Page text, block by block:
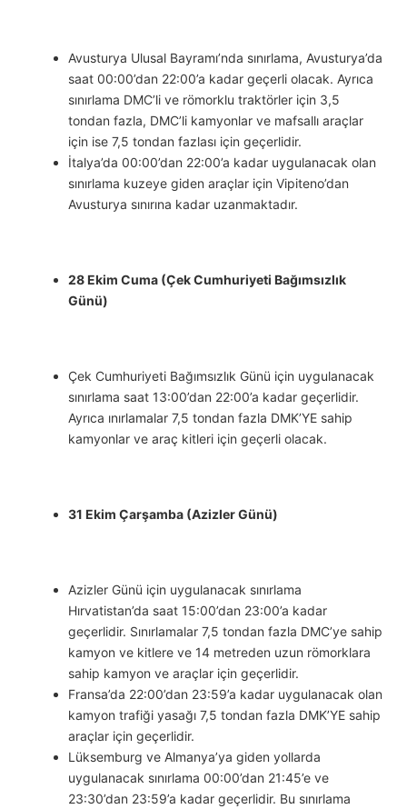
Avusturya Ulusal Bayramı’nda sınırlama, Avusturya’da
saat 00:00’dan 22:00’a kadar geçerli olacak. Ayrıca
sınırlama DMC’li ve römorklu traktörler için 3,5
tondan fazla, DMC’li kamyonlar ve mafsallı araçlar
için ise 7,5 tondan fazlası için geçerlidir.
İtalya’da 00:00’dan 22:00’a kadar uygulanacak olan
sınırlama kuzeye giden araçlar için Vipiteno’dan
Avusturya sınırına kadar uzanmaktadır.
28 Ekim Cuma (Çek Cumhuriyeti Bağımsızlık
Günü)
Çek Cumhuriyeti Bağımsızlık Günü için uygulanacak
sınırlama saat 13:00’dan 22:00’a kadar geçerlidir.
Ayrıca ınırlamalar 7,5 tondan fazla DMK’YE sahip
kamyonlar ve araç kitleri için geçerli olacak.
31 Ekim Çarşamba (Azizler Günü)
Azizler Günü için uygulanacak sınırlama
Hırvatistan’da saat 15:00’dan 23:00’a kadar
geçerlidir. Sınırlamalar 7,5 tondan fazla DMC’ye sahip
kamyon ve kitlere ve 14 metreden uzun römorklara
sahip kamyon ve araçlar için geçerlidir.
Fransa’da 22:00’dan 23:59’a kadar uygulanacak olan
kamyon trafiği yasağı 7,5 tondan fazla DMK’YE sahip
araçlar için geçerlidir.
Lüksemburg ve Almanya’ya giden yollarda
uygulanacak sınırlama 00:00’dan 21:45’e ve
23:30’dan 23:59’a kadar geçerlidir. Bu sınırlama